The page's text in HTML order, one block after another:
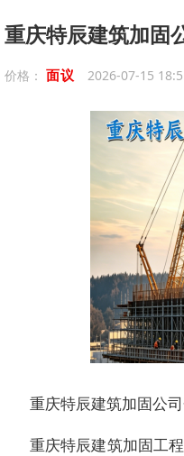
重庆特辰建筑加固
价格： 面议 2026-07-15
重庆特辰建筑加固公
重庆特辰建筑加固工